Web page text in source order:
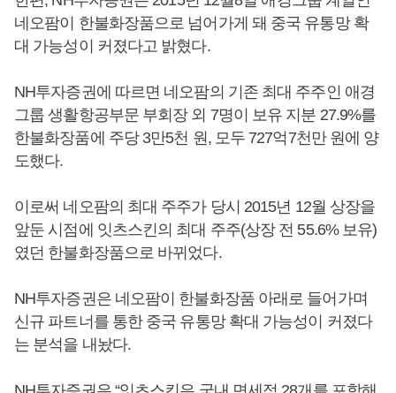
네오팜이 한불화장품으로 넘어가게 돼 중국 유통망 확
대 가능성이 커졌다고 밝혔다.
NH투자증권에 따르면 네오팜의 기존 최대 주주인 애경
그룹 생활항공부문 부회장 외 7명이 보유 지분 27.9%를
한불화장품에 주당 3만5천 원, 모두 727억7천만 원에 양
도했다.
이로써 네오팜의 최대 주주가 당시 2015년 12월 상장을
앞둔 시점에 잇츠스킨의 최대 주주(상장 전 55.6% 보유)
였던 한불화장품으로 바뀌었다.
NH투자증권은 네오팜이 한불화장품 아래로 들어가며
신규 파트너를 통한 중국 유통망 확대 가능성이 커졌다
는 분석을 내놨다.